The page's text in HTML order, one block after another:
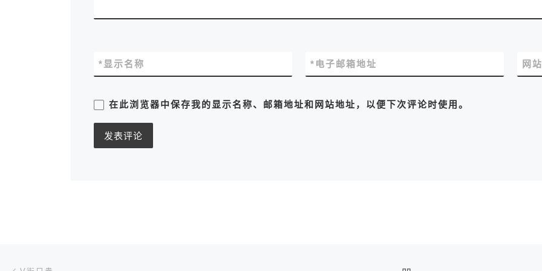
显示名称
* 电子邮箱地址
* 网
在此浏览器中保存我的显示名称、邮箱地址和网站地址，以便下次评论时使用。
文章导航